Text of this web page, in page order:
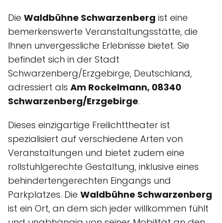
Die Waldbühne Schwarzenberg ist eine
bemerkenswerte Veranstaltungsstätte, die
Ihnen unvergessliche Erlebnisse bietet. Sie
befindet sich in der Stadt
Schwarzenberg/Erzgebirge, Deutschland,
adressiert als Am Rockelmann, 08340
Schwarzenberg/Erzgebirge.
Dieses einzigartige Freilichttheater ist
spezialisiert auf verschiedene Arten von
Veranstaltungen und bietet zudem eine
rollstuhlgerechte Gestaltung, inklusive eines
behindertengerechten Eingangs und
Parkplatzes. Die Waldbühne Schwarzenberg
ist ein Ort, an dem sich jeder willkommen fühlt